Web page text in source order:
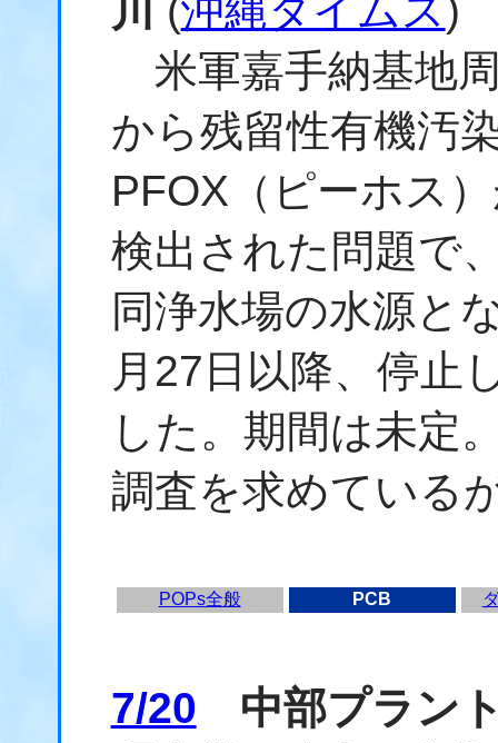
川
(沖縄タイムス)
米軍嘉手納基地
から残留性有機汚
PFOX（ピーホス
検出された問題で
同浄水場の水源と
月27日以降、停止
した。期間は未定
調査を求めている
POPs全般 PCB
7/20 中部プラン